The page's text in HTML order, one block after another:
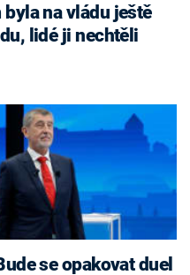
na vládu ještě
lidé ji nechtěli